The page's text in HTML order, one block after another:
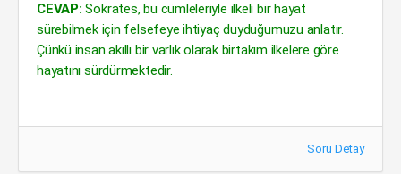
CEVAP: Sokrates, bu cümleleriyle ilkeli bir hayat
sürebilmek için felsefeye ihtiyaç duyduğumuzu anlatır.
Çünkü insan akıllı bir varlık olarak birtakım ilkelere göre
hayatını sürdürmektedir.
Soru Detay